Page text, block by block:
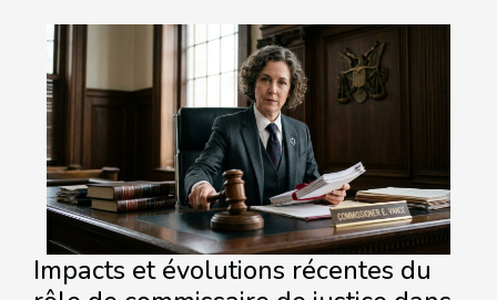
Impacts et évolutions récentes du